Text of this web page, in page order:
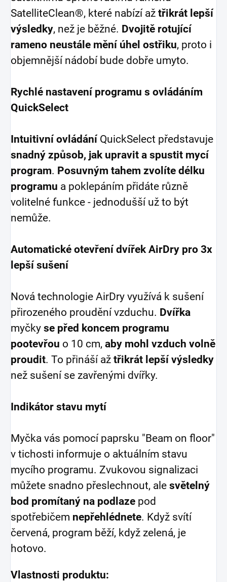
SatelliteClean®, které nabízí až třikrát lepší
výsledky, než je běžné. Dvojitě rotující
rameno neustále mění úhel ostřiku, proto i
objemnější nádobí bude dobře umyto.
Rychlé nastavení programu s ovládáním
QuickSelect
Intuitivní ovládáníQuickSelect představuje
snadný způsob, jak upravit a spustit mycí
program. Posuvným tahem zvolíte délku
programu a poklepáním přidáte různě
volitelné funkce - jednodušší už to být
nemůže.
Automatické otevření dvířek AirDry pro 3x
lepší sušení
Nová technologie AirDry využívá k sušení
přirozeného proudění vzduchu. Dvířka
myčky se před koncem programu
pootevřou o 10 cm, aby mohl vzduch volně
proudit. To přináší až třikrát lepší výsledky
než sušení se zavřenými dvířky.
Indikátor stavu mytí
Myčka vás pomocí paprsku "Beam on floor"
v tichosti informuje o aktuálním stavu
mycího programu. Zvukovou signalizaci
můžete snadno přeslechnout, ale světelný
bod promítaný na podlaze pod
spotřebičem nepřehlédnete. Když svítí
červená, program běží, když zelená, je
hotovo.
Vlastnosti produktu: